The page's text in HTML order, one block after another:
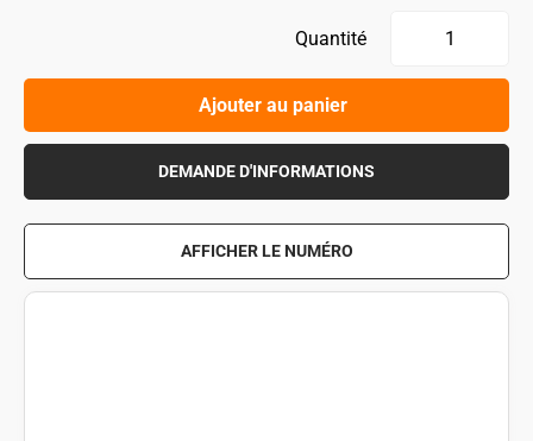
Quantité
Ajouter au panier
DEMANDE D'INFORMATIONS
AFFICHER LE NUMÉRO